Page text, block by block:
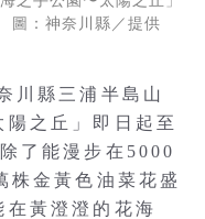
圖：神奈川縣／提供
川縣三浦半島山
之丘」即日起至
了能漫步在5000
株金黃色油菜花盛
在黃澄澄的花海